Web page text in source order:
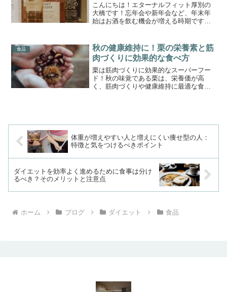
こんにちは！エターナルフィット厚別の
大橋です！忘年会や新年会など、年末年
始はお酒を飲む機会が増える時期です。
いでしょう。しかし、正しい知識と工夫
をすれば、お酒と運動を両...
食品
秋の健康維持に！栗の栄養素と筋
肉づくりに効果的な食べ方
栗は筋肉づくりに効果的なスーパーフー
ド！秋の味覚である栗は、栄養価が高
く、筋肉づくりや健康維持に最適な食材
体重が増えやすい人と増えにくい痩せ型の人：
特徴と気をつけるべきポイント
ダイエットを効率よく進めるために食事は分け
るべき？そのメリットと注意点
ホーム ブログ ダイエット 食品